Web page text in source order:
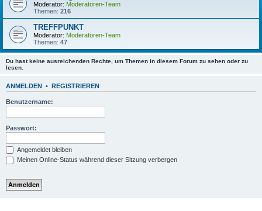
Moderator: Moderatoren-Team
Themen: 216
TREFFPUNKT
Moderator: Moderatoren-Team
Themen: 47
Du hast keine ausreichenden Rechte, um Themen in diesem Forum zu sehen oder zu
lesen.
ANMELDEN • REGISTRIEREN
Benutzername:
Passwort:
Angemeldet bleiben
Meinen Online-Status während dieser Sitzung verbergen